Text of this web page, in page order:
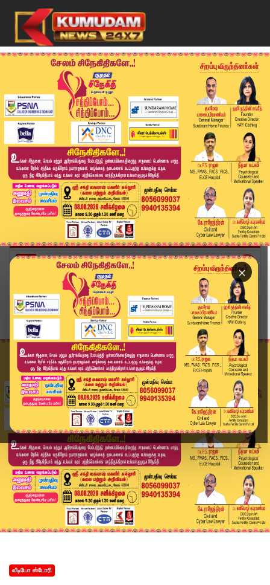
×
Home
வீடியோ ஸ்டோரி
Today 2 PM Headlines - 12 May 2026 | 2 மணி தலைப...
வீடியோ ஸ்டோரி